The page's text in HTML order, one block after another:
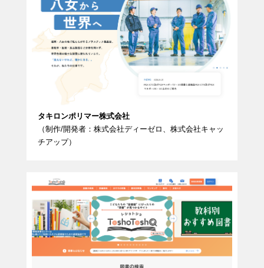
タキロンポリマー株式会社
（制作/開発者：株式会社ディーゼロ、株式会社キャッ
チアップ）